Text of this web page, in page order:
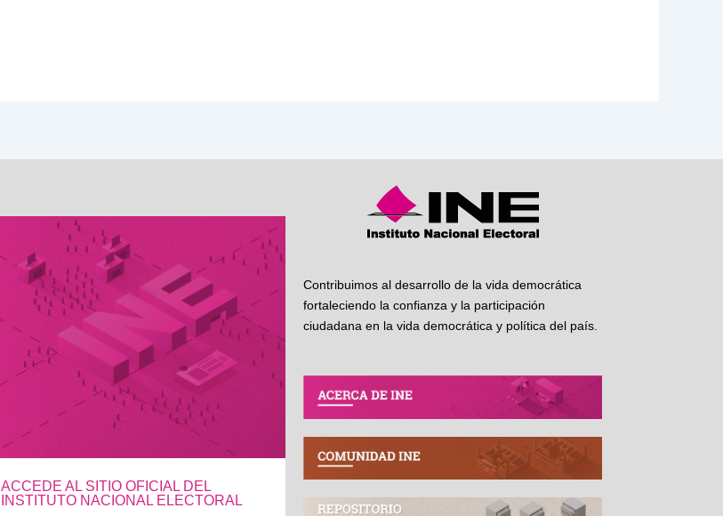
ACCEDE AL SITIO OFICIAL DEL
INSTITUTO NACIONAL ELECTORAL
Contribuimos al desarrollo de la vida democrática
fortaleciendo la confianza y la participación
ciudadana en la vida democrática y política del país.